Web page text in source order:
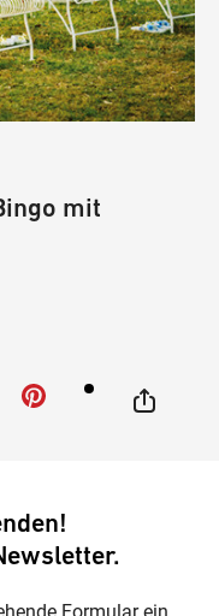
mit